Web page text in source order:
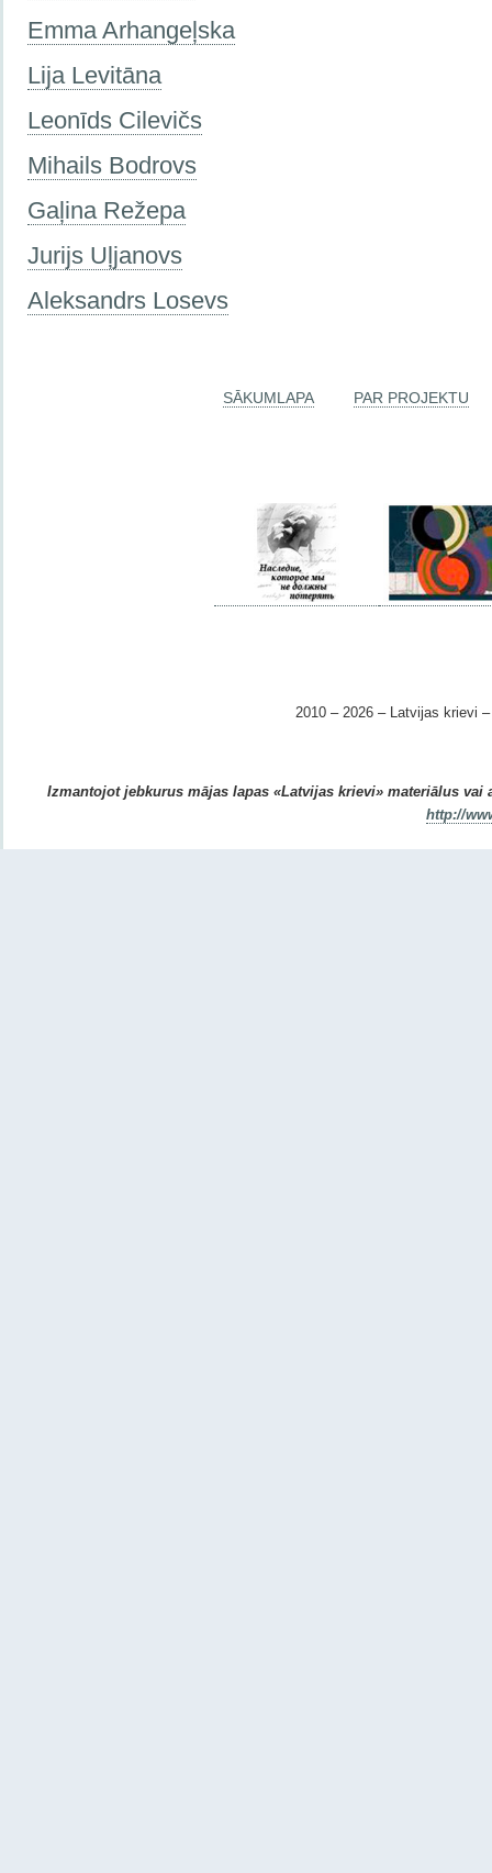
Emma Arhangeļska
Lija Levitāna
Leonīds Cilevičs
Mihails Bodrovs
Gaļina Režepa
Jurijs Uļjanovs
Aleksandrs Losevs
SĀKUMLAPA PAR PROJEKTU
2010 – 2026 – Latvijas krievi –
Izmantojot jebkurus mājas lapas «Latvijas krievi» materiālus
http://